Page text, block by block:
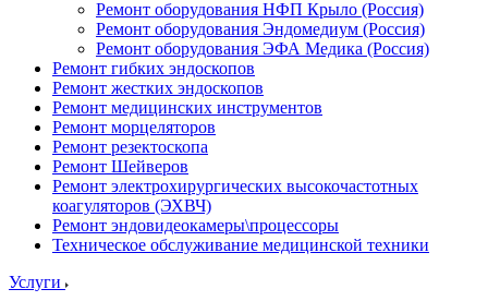
Ремонт оборудования НФП Крыло (Россия)
Ремонт оборудования Эндомедиум (Россия)
Ремонт оборудования ЭФА Медика (Россия)
Ремонт гибких эндоскопов
Ремонт жестких эндоскопов
Ремонт медицинских инструментов
Ремонт морцеляторов
Ремонт резектоскопа
Ремонт Шейверов
Ремонт электрохирургических высокочастотных
коагуляторов (ЭХВЧ)
Ремонт эндовидеокамеры\процессоры
Техническое обслуживание медицинской техники
Услуги